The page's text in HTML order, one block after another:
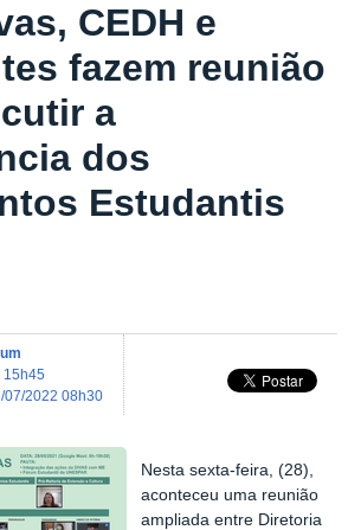
CEDH e
fazem reunião
a
dos
Estudantis
15h45
07/2022 08h30
Nesta sexta-feira, (28),
aconteceu uma reunião
ampliada entre Diretoria